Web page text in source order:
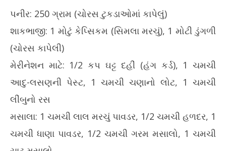
પનીર: 250 ગ્રામ (ચોરસ ટુકડાઓમાં કાપેલું)
શાકભાજી: 1 મોટું કેપ્સિકમ (સિમલા મરચું), 1 મોટી ડુંગળી
(ચોરસ કાપેલી)
મેરીનેશન માટે: 1/2 કપ ઘટ્ટ દહીં (હંગ કર્ડ), 1 ચમચી
આદુ-લસણની પેસ્ટ, 1 ચમચી ચણાનો લોટ, 1 ચમચી
લીંબુનો રસ
મસાલા: 1 ચમચી લાલ મરચું પાવડર, 1/2 ચમચી હળદર, 1
ચમચી ધાણા પાવડર, 1/2 ચમચી ગરમ મસાલો, 1 ચમચી